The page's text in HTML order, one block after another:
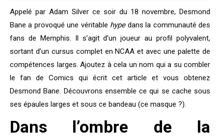
Appelé par Adam Silver ce soir du 18 novembre, Desmond
Bane a provoqué une véritable hypedans la communauté des
fans de Memphis. Il s’agit d’un joueur au profil polyvalent,
sortant d’un cursus complet en NCAA et avec une palette de
compétences larges. Ajoutez à cela un nom qui a su combler
le fan de Comics qui écrit cet article et vous obtenez
Desmond Bane. Découvrons ensemble ce qui se cache sous
ses épaules larges et sous ce bandeau (ce masque ?).
Dans l’ombre de la